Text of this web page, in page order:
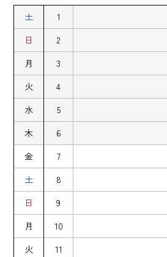
土
1
日
2
月
3
火
4
水
5
木
6
金
7
土
8
日
9
月
10
火
11